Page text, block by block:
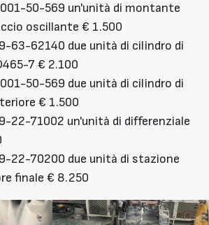
50-569 un'unità di montante
oscillante € 1.500
63-62140 due unità di cilindro di
7 € 2.100
50-569 due unità di cilindro di
€ 1.500
22-71002 un'unità di differenziale
22-70200 due unità di stazione
finale € 8.250